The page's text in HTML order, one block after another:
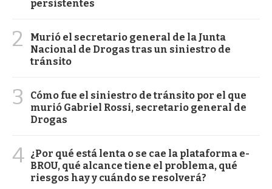
persistentes
2
Murió el secretario general de la Junta
Nacional de Drogas tras un siniestro de
tránsito
3
Cómo fue el siniestro de tránsito por el que
murió Gabriel Rossi, secretario general de
Drogas
4 ¿Por qué está lenta o se cae la plataforma e-
BROU, qué alcance tiene el problema, qué
riesgos hay y cuándo se resolverá?